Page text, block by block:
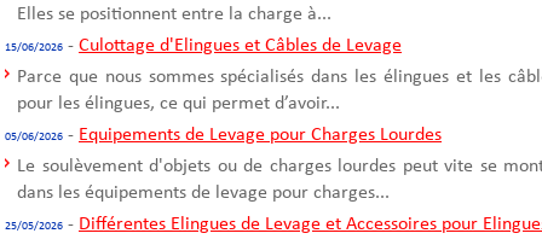
Elles se positionnent entre la charge à...
15/06/2026 - Culottage d'Elingues et Câbles de Levage
Parce que nous sommes spécialisés dans les élingues et les
pour les élingues, ce qui permet d’avoir...
05/06/2026 - Equipements de Levage pour Charges Lourdes
Le soulèvement d'objets ou de charges lourdes peut vite se
dans les équipements de levage pour charges...
25/05/2026 - Différentes Elingues de Levage et Accessoires pour